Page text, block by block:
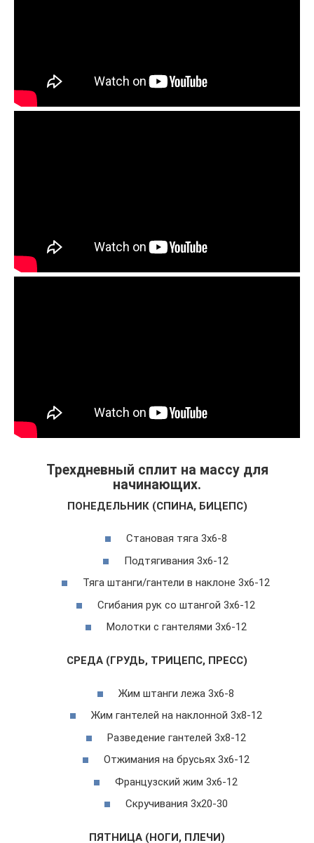
Трехдневный сплит на массу для
начинающих.
ПОНЕДЕЛЬНИК (СПИНА, БИЦЕПС)
Становая тяга 3х6-8
Подтягивания 3х6-12
Тяга штанги/гантели в наклоне 3х6-12
Сгибания рук со штангой 3х6-12
Молотки с гантелями 3х6-12
СРЕДА (ГРУДЬ, ТРИЦЕПС, ПРЕСС)
Жим штанги лежа 3х6-8
Жим гантелей на наклонной 3х8-12
Разведение гантелей 3х8-12
Отжимания на брусьях 3х6-12
Французский жим 3х6-12
Скручивания 3х20-30
ПЯТНИЦА (НОГИ, ПЛЕЧИ)